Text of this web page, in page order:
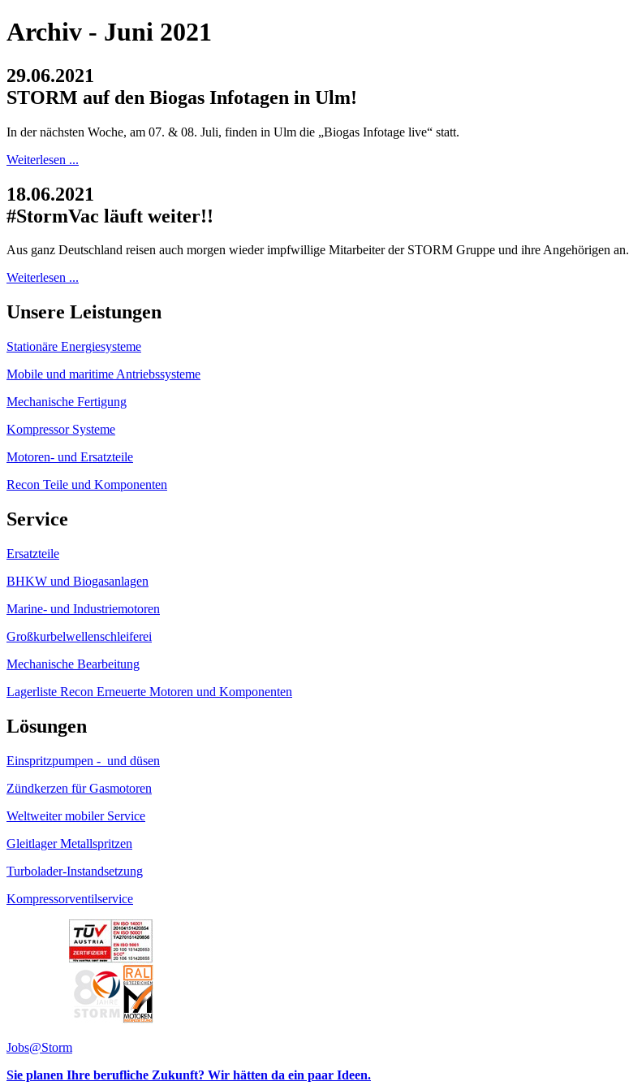
Archiv - Juni 2021
29.06.2021
STORM auf den Biogas Infotagen in Ulm!
In der nächsten Woche, am 07. & 08. Juli, finden in Ulm die „Biogas Infotage live“ statt.
Weiterlesen ...
18.06.2021
#StormVac läuft weiter!!
Aus ganz Deutschland reisen auch morgen wieder impfwillige Mitarbeiter der STORM Gruppe und ihre Angehörigen an.
Weiterlesen ...
Unsere Leistungen
Stationäre Energiesysteme
Mobile und maritime Antriebssysteme
Mechanische Fertigung
Kompressor Systeme
Motoren- und Ersatzteile
Recon Teile und Komponenten
Service
Ersatzteile
BHKW und Biogasanlagen
Marine- und Industriemotoren
Großkurbelwellenschleiferei
Mechanische Bearbeitung
Lagerliste Recon Erneuerte Motoren und Komponenten
Lösungen
Einspritzpumpen - und düsen
Zündkerzen für Gasmotoren
Weltweiter mobiler Service
Gleitlager Metallspritzen
Turbolader-Instandsetzung
Kompressorventilservice
Jobs@Storm
Sie planen Ihre berufliche Zukunft? Wir hätten da ein paar Ideen.